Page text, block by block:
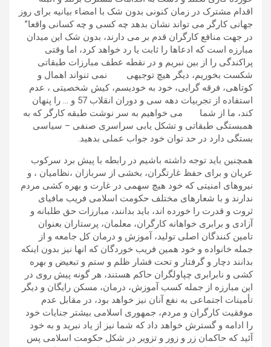
اقدام مشترک در زمان کنونی بدون شک با امضاء بیانیه برای روز
جهانی کارگر می تواند نشان بدهد چه کسی و چه کسانی واقعا”
در جهت منافع کارگران قدم بر می دارند، بدون شک این میدان
مبارزه است که ادعاها را ثابت یا رد خواهد کرد، اما وقتی
پراکندگی را از بین نبریم و در نقطه عطف مبارزات طبقاتی
شکست بخوریم، دیگر هیچ توجیهی نمی تنواند اهمال و
کوتاهی، فرقه گرایی، خود به خودیسم، کیش شخصیتی ، عدم
استفاده از تجربیات دهه سی و دوران انقلاب 57 و … را پنهان
کند، ما از شما می خواهیم به سر نوشت طبقه کارگر که به
همبستگی طبقاتی و تشکل یابی سراسری صنفی – سیاسی
بستگی دارد در حد توان خود جواب عملی بدهید.
همچنین باید توجه داشته باشیم در رابطه با پیش برد سرکوب
عریان و برای حفظ غارتگران، بخشی از سربازان ،نظامیان ، و
نیروهای امنیتی که خود هیچ سهمی در غارت و بهره کشی مردم
ندارند و با شعارهای مختلف حکومت اسلامی فریب مافیای
ثروت و قدرت را خورده اند، باید بدانند، مبارزات حق طلبانه و
آزادی و برابری خواهانه کارگران، معلمان، پرستاران بعنوان
تامین کنندگان اصلی تولید، آموزش و درمان کل جامعه و از
جمله خانواده و خود همین فریب خوردگان که انها نیز بدون اینکه
بدانند دچار و گرفتار و تحت فشار ظلم و ستم و تبعیض و بهره
کشی و نابرابری چپاولگران حاکم هستند، هر گونه پیش روی در
این مبارزه از جمله کسب آموزش، درمان، مسکن رایگان و دیگر
تأمینات اجتماعی به نفع آنان نیز خواهد بود، در مقابل عدم
موفقیت کارگران و مردم، جمهوری اسلامی بیشتر جنایات خود
را ادامه و گسترش خواهد داد که شما نیز از یاد نبرید و به خود
آئید که حاکمان زر و زور و تزویر در شکل حکومت اسلامی پس